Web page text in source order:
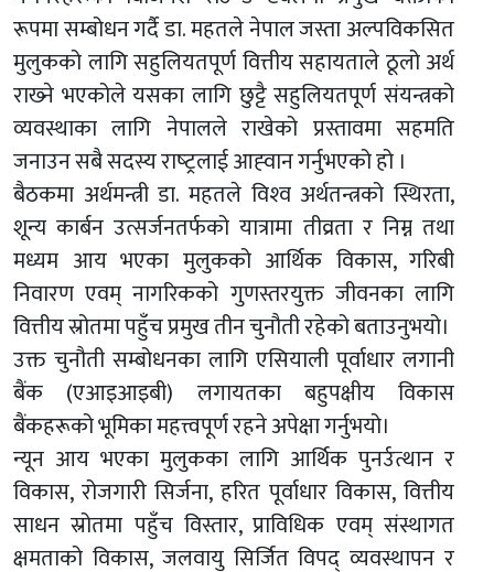
रूपमा सम्बोधन गर्दै डा. महतले नेपाल जस्ता अल्पविकसित
मुलुकको लागि सहुलियतपूर्ण वित्तीय सहायताले ठूलो अर्थ
राख्‍ने भएकोले यसका लागि छुट्टै सहुलियतपूर्ण संयन्त्रको
व्यवस्थाका लागि नेपालले राखेको प्रस्तावमा सहमति
जनाउन सबै सदस्य राष्‍ट्रलाई आह्‍वान गर्नुभएको हो ।
बैठकमा अर्थमन्त्री डा. महतले विश्‍व अर्थतन्त्रको स्थिरता,
शून्य कार्बन उत्सर्जनतर्फको यात्रामा तीव्रता र निम्न तथा
मध्यम आय भएका मुलुकको आर्थिक विकास, गरिबी
निवारण एवम् नागरिकको गुणस्तरयुक्त जीवनका लागि
वित्तीय स्रोतमा पहुँच प्रमुख तीन चुनौती रहेको बताउनुभयो।
उक्त चुनौती सम्बोधनका लागि एसियाली पूर्वाधार लगानी
बैंक (एआइआइबी) लगायतका बहुपक्षीय विकास
बैंकहरूको भूमिका महत्त्वपूर्ण रहने अपेक्षा गर्नुभयो।
न्यून आय भएका मुलुकका लागि आर्थिक पुनर्उत्थान र
विकास, रोजगारी सिर्जना, हरित पूर्वाधार विकास, वित्तीय
साधन स्रोतमा पहुँच विस्तार, प्राविधिक एवम् संस्थागत
क्षमताको विकास, जलवायु सिर्जित विपद् व्यवस्थापन र